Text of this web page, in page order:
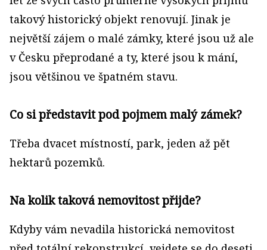
takový historický objekt renovují. Jinak je
největší zájem o malé zámky, které jsou už ale
v Česku přeprodané a ty, které jsou k mání,
jsou většinou ve špatném stavu.
Co si představit pod pojmem malý zámek?
Třeba dvacet místností, park, jeden až pět
hektarů pozemků.
Na kolik taková nemovitost přijde?
Kdyby vám nevadila historická nemovitost